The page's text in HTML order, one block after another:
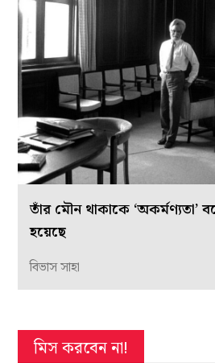
তাঁর মৌন থাকাকে ‘অকর্মণ্যতা’
হয়েছে
বিভাস সাহা
মিস করবেন না!